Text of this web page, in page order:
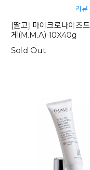
리뷰
[딸고] 마이크로나이즈
게(M.M.A) 10X40g
Sold Out